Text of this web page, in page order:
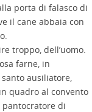
porta di falasco di
il cane abbaia con
troppo, dell’uomo.
farne, in
ausiliatore,
quadro al convento
di